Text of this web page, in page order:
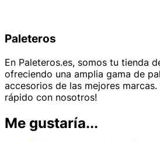
Paleteros
En Paleteros.es, somos tu tienda
ofreciendo una amplia gama de
accesorios de las mejores marcas.
rápido con nosotros!
Me gustaría...